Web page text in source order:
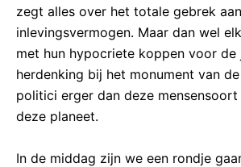
zegt alles over het totale gebrek aan
inlevingsvermogen. Maar dan wel
met hun hypocriete koppen voor de
herdenking bij het monument van
politici erger dan deze
deze planeet.
In de middag zijn we een rondje